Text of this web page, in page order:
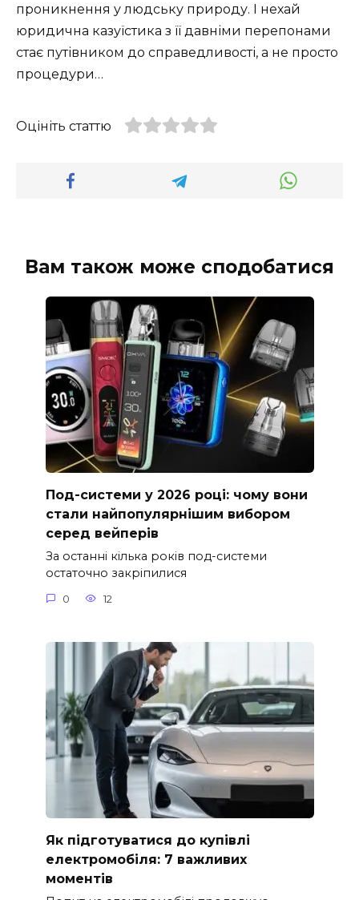
проникнення у людську природу. І нехай
юридична казуїстика з її давніми перепонами
стає путівником до справедливості, а не просто
процедури…
Оцініть статтю
Вам також може сподобатися
Под-системи у 2026 році: чому вони
стали найпопулярнішим вибором
серед вейперів
За останні кілька років под-системи
остаточно закріпилися
0 12
Як підготуватися до купівлі
електромобіля: 7 важливих
моментів